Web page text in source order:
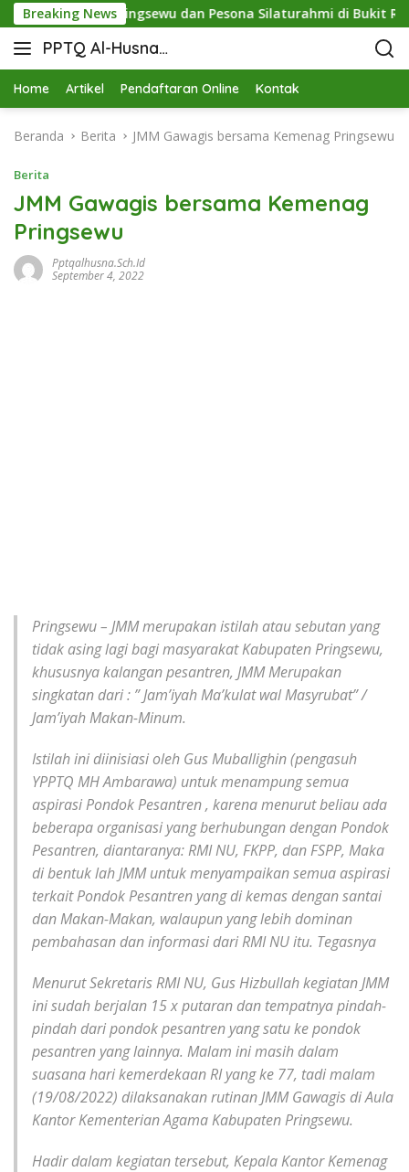
Breaking News
STIT Pringsewu dan Pesona Silaturahmi di Bukit Raja
PPTQ Al-Husna
Bukit Raja Wali
Home Artikel Pendaftaran Online Kontak
Beranda Berita JMM Gawagis bersama Kemenag Pringsewu
Berita
JMM Gawagis bersama Kemenag
Pringsewu
Pptqalhusna.sch.id
September 4, 2022
Pringsewu – JMM merupakan istilah atau sebutan yang
tidak asing lagi bagi masyarakat Kabupaten Pringsewu,
khususnya kalangan pesantren, JMM Merupakan
singkatan dari : ” Jam’iyah Ma’kulat wal Masyrubat” /
Jam’iyah Makan-Minum.
Istilah ini diinisiasi oleh Gus Muballighin (pengasuh
YPPTQ MH Ambarawa) untuk menampung semua
aspirasi Pondok Pesantren , karena menurut beliau ada
beberapa organisasi yang berhubungan dengan Pondok
Pesantren, diantaranya: RMI NU, FKPP, dan FSPP, Maka
di bentuk lah JMM untuk menyampaikan semua aspirasi
terkait Pondok Pesantren yang di kemas dengan santai
dan Makan-Makan, walaupun yang lebih dominan
pembahasan dan informasi dari RMI NU itu. Tegasnya
Menurut Sekretaris RMI NU, Gus Hizbullah kegiatan JMM
ini sudah berjalan 15 x putaran dan tempatnya pindah-
pindah dari pondok pesantren yang satu ke pondok
pesantren yang lainnya. Malam ini masih dalam
suasana hari kemerdekaan RI yang ke 77, tadi malam
(19/08/2022) dilaksanakan rutinan JMM Gawagis di Aula
Kantor Kementerian Agama Kabupaten Pringsewu.
Hadir dalam kegiatan tersebut, Kepala Kantor Kemenag